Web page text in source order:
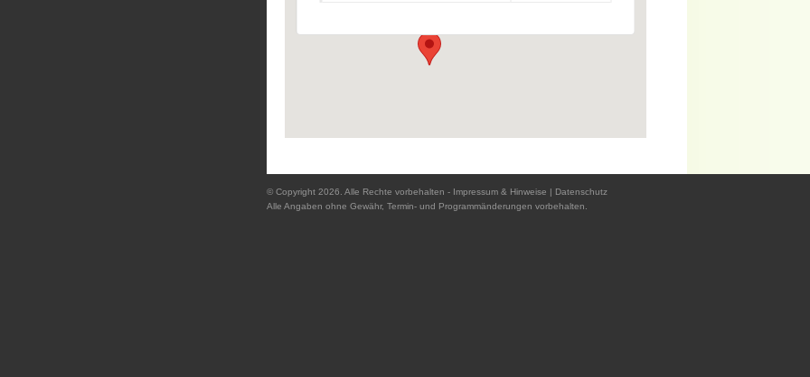
© Copyright 2026. Alle Rechte vorbehalten - Impressum & Hinweise | Datenschutz
Alle Angaben ohne Gewähr, Termin- und Programmänderungen vorbehalten.